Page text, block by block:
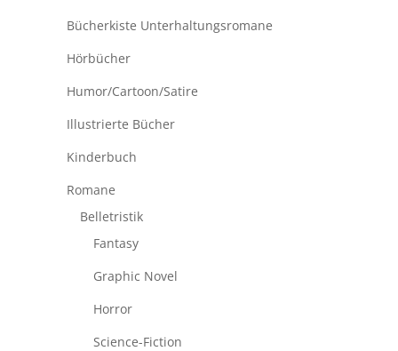
Bücherkiste Unterhaltungsromane
Hörbücher
Humor/Cartoon/Satire
Illustrierte Bücher
Kinderbuch
Romane
Belletristik
Fantasy
Graphic Novel
Horror
Science-Fiction